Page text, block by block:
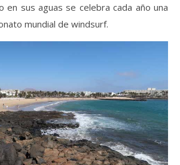
en sus aguas se celebra cada año una
mundial de windsurf.